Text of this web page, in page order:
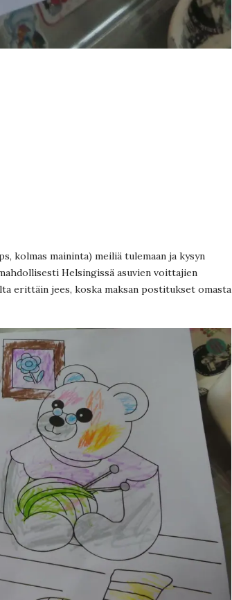
kolmas maininta) meiliä tulemaan ja kysyn
Helsingissä asuvien voittajien
erittäin jees, koska maksan postitukset omasta